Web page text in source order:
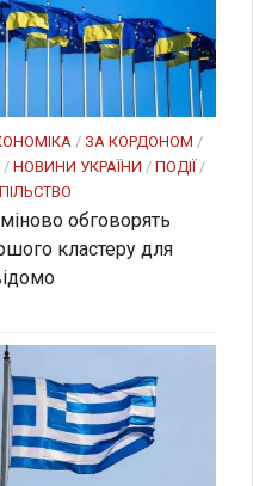
/ ЗА КОРДОНОМ /
/ НОВИНИ УКРАЇНИ / ПОДІЇ /
обговорять
кластеру для